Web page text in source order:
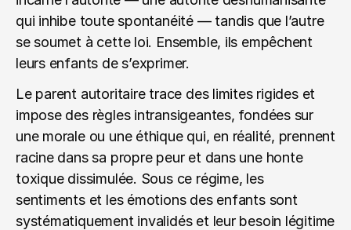
qui inhibe toute spontanéité — tandis que l’autre
se soumet à cette loi. Ensemble, ils empêchent
leurs enfants de s’exprimer.
Le parent autoritaire trace des limites rigides et
impose des règles intransigeantes, fondées sur
une morale ou une éthique qui, en réalité, prennent
racine dans sa propre peur et dans une honte
toxique dissimulée. Sous ce régime, les
sentiments et les émotions des enfants sont
systématiquement invalidés et leur besoin légitime